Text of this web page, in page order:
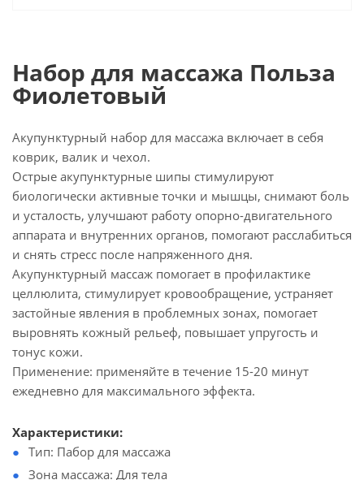
Набор для массажа Польза
Фиолетовый
Акупунктурный набор для массажа включает в себя
коврик, валик и чехол.
Острые акупунктурные шипы стимулируют
биологически активные точки и мышцы, снимают боль
и усталость, улучшают работу опорно-двигательного
аппарата и внутренних органов, помогают расслабиться
и снять стресс после напряженного дня.
Акупунктурный массаж помогает в профилактике
целлюлита, стимулирует кровообращение, устраняет
застойные явления в проблемных зонах, помогает
выровнять кожный рельеф, повышает упругость и
тонус кожи.
Применение: применяйте в течение 15-20 минут
ежедневно для максимального эффекта.
Характеристики:
Тип: Пабор для массажа
Зона массажа: Для тела